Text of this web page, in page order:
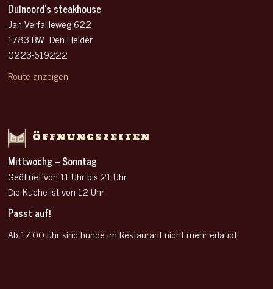
Duinoord’s steakhouse
Jan Verfailleweg 622
1783 BW Den Helder
0223-619222
Route anzeigen
ÖFFNUNGSZEITEN
Mittwochg – Sonntag
Geöffnet von 11 Uhrbis 21 Uhr
Die Küche ist von 12 Uhr
Passt auf!
Ab 17:00 uhr sind hunde im Restaurant nicht mehr erlaubt.